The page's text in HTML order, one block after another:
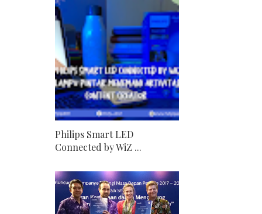
Philips Smart LED
Connected by WiZ ...